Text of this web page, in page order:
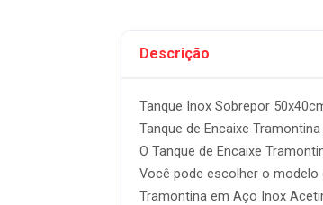
Descrição
Tanque Inox Sobrepor
Tanque de Encaixe
O Tanque de Encaixe
Você pode escolher o modelo
Tramontina em Aço Inox